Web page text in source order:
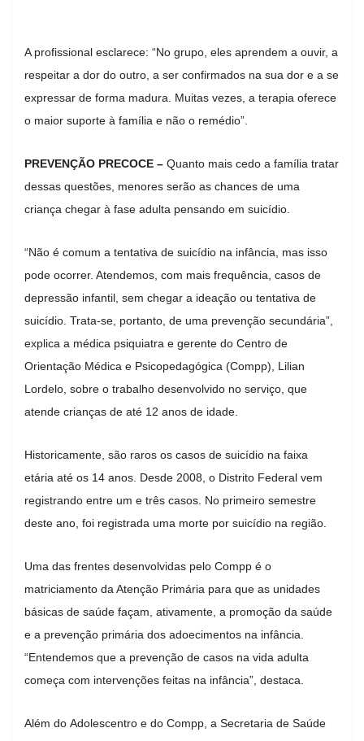
A profissional esclarece: “No grupo, eles aprendem a ouvir, a
respeitar a dor do outro, a ser confirmados na sua dor e a se
expressar de forma madura. Muitas vezes, a terapia oferece
o maior suporte à família e não o remédio”.
PREVENÇÃO PRECOCE – Quanto mais cedo a família tratar
dessas questões, menores serão as chances de uma
criança chegar à fase adulta pensando em suicídio.
“Não é comum a tentativa de suicídio na infância, mas isso
pode ocorrer. Atendemos, com mais frequência, casos de
depressão infantil, sem chegar a ideação ou tentativa de
suicídio. Trata-se, portanto, de uma prevenção secundária”,
explica a médica psiquiatra e gerente do Centro de
Orientação Médica e Psicopedagógica (Compp), Lilian
Lordelo, sobre o trabalho desenvolvido no serviço, que
atende crianças de até 12 anos de idade.
Historicamente, são raros os casos de suicídio na faixa
etária até os 14 anos. Desde 2008, o Distrito Federal vem
registrando entre um e três casos. No primeiro semestre
deste ano, foi registrada uma morte por suicídio na região.
Uma das frentes desenvolvidas pelo Compp é o
matriciamento da Atenção Primária para que as unidades
básicas de saúde façam, ativamente, a promoção da saúde
e a prevenção primária dos adoecimentos na infância.
“Entendemos que a prevenção de casos na vida adulta
começa com intervenções feitas na infância”, destaca.
Além do Adolescentro e do Compp, a Secretaria de Saúde